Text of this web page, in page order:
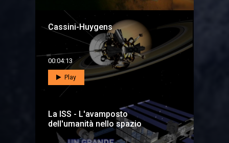
Cassini-Huygens
00:04:13
Play
La ISS - L'avamposto
dell'umanità nello spazio